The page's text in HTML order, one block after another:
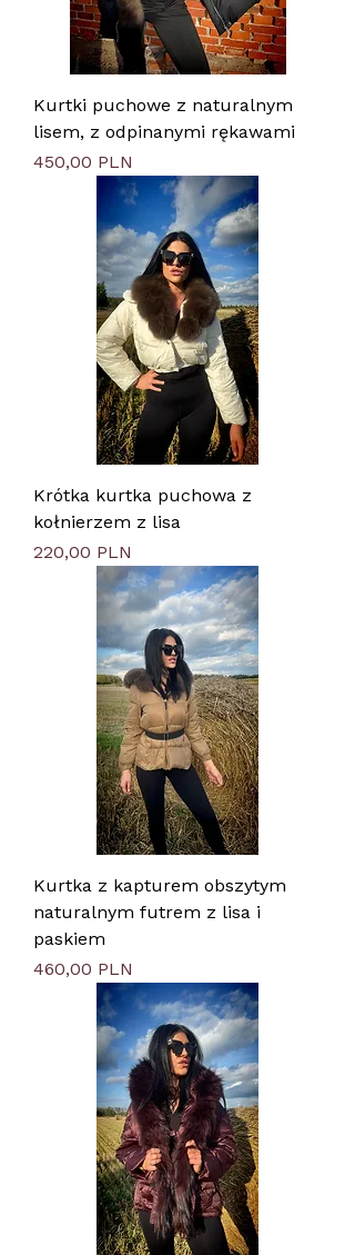
Kurtki puchowe z naturalnym
lisem, z odpinanymi rękawami
Цена
450,00 PLN
Krótka kurtka puchowa z
kołnierzem z lisa
Цена
220,00 PLN
Kurtka z kapturem obszytym
naturalnym futrem z lisa i
paskiem
Цена
460,00 PLN